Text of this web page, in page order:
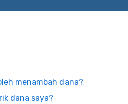
menambah dana?
dana saya?